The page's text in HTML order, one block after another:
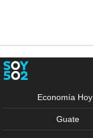
Economía Hoy
Guate